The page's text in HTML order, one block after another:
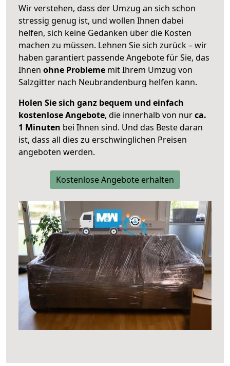
Wir verstehen, dass der Umzug an sich schon
stressig genug ist, und wollen Ihnen dabei
helfen, sich keine Gedanken über die Kosten
machen zu müssen. Lehnen Sie sich zurück – wir
haben garantiert passende Angebote für Sie, das
Ihnen ohne Probleme mit Ihrem Umzug von
Salzgitter nach Neubrandenburg helfen kann.
Holen Sie sich ganz bequem und einfach
kostenlose Angebote, die innerhalb von nurca.
1 Minuten bei Ihnen sind. Und das Beste daran
ist, dass all dies zu erschwinglichen Preisen
angeboten werden.
Kostenlose Angebote erhalten